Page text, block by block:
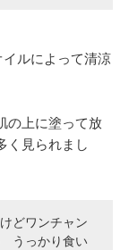
ルによって清涼
の上に塗って放
く見られまし
どワンチャン
うっかり食い